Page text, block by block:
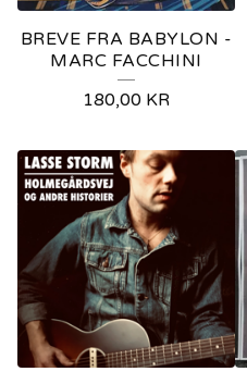
BREVE FRA BABYLON -
MARC FACCHINI
180,00 KR